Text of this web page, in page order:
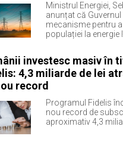
Ministrul Energiei,
anunțat că Guvernul
mecanisme pentru
populației la energie
investesc masiv în
4,3 miliarde de lei
record
Programul Fidelis
nou record de
aproximativ 4,3